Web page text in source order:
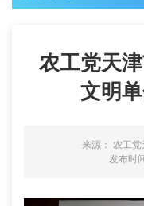
农工党天
文明
来源： 农工党
发布时